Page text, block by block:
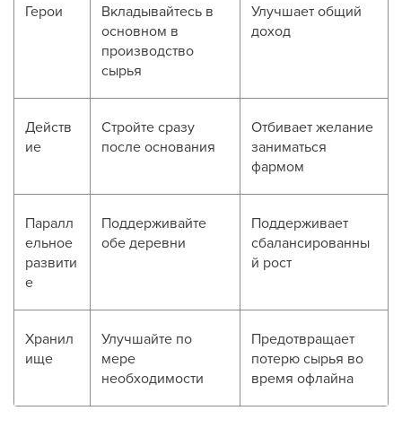
Герои
Вкладывайтесь в
основном в
производство
сырья
Улучшает общий
доход
Действ
ие
Стройте сразу
после основания
Отбивает желание
заниматься
фармом
Паралл
ельное
развити
е
Поддерживайте
обе деревни
Поддерживает
сбалансированны
й рост
Хранил
ище
Улучшайте по
мере
необходимости
Предотвращает
потерю сырья во
время офлайна